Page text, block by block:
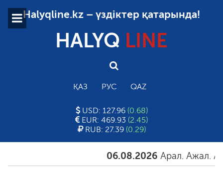
Halyqline.kz – үздіктер қатарында!
HALYQ LINE
ҚАЗ РУС QAZ
USD: 127.96 (0.68)
EUR: 469.93 (2.45)
RUB: 27.39 (0.29)
06.08.2026 Арал. Ажал. Айғақ